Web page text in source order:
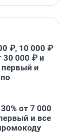
₽, 10 000 ₽
30 000 ₽ и
первый и
от 7 000
и все